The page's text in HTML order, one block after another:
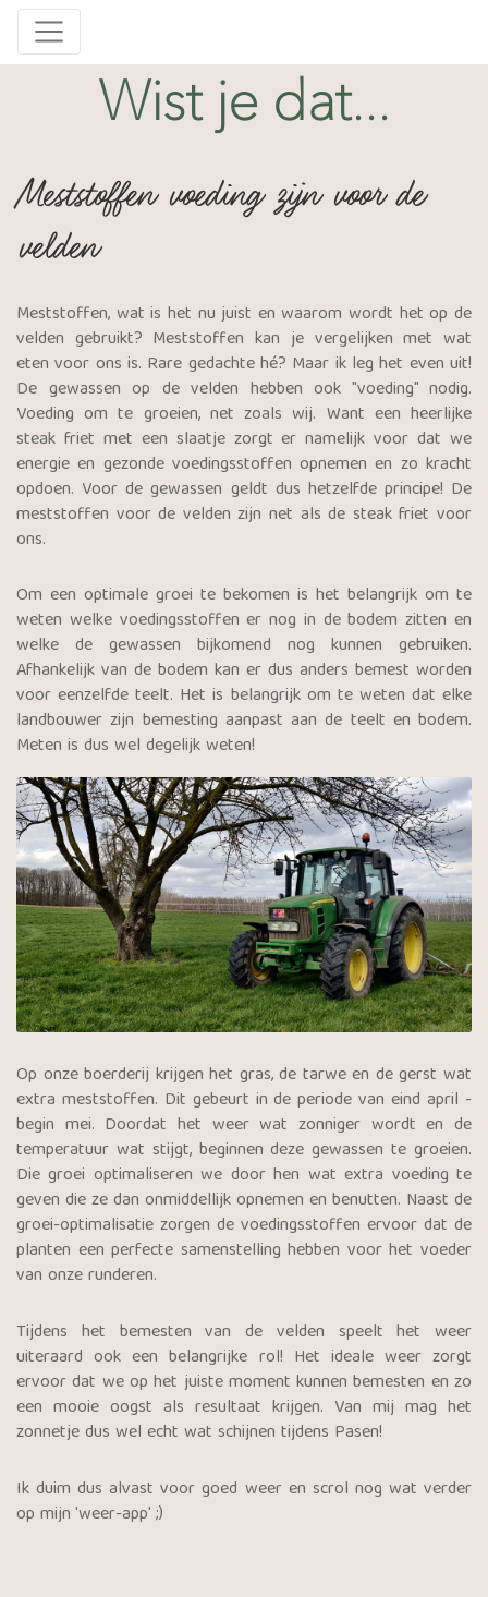
Wist je dat...
Meststoffen voeding zijn voor de
velden
Meststoffen, wat is het nu juist en waarom wordt het op de
velden gebruikt? Meststoffen kan je vergelijken met wat
eten voor ons is. Rare gedachte hé? Maar ik leg het even uit!
De gewassen op de velden hebben ook "voeding" nodig.
Voeding om te groeien, net zoals wij. Want een heerlijke
steak friet met een slaatje zorgt er namelijk voor dat we
energie en gezonde voedingsstoffen opnemen en zo kracht
opdoen. Voor de gewassen geldt dus hetzelfde principe! De
meststoffen voor de velden zijn net als de steak friet voor
ons.
Om een optimale groei te bekomen is het belangrijk om te
weten welke voedingsstoffen er nog in de bodem zitten en
welke de gewassen bijkomend nog kunnen gebruiken.
Afhankelijk van de bodem kan er dus anders bemest worden
voor eenzelfde teelt. Het is belangrijk om te weten dat elke
landbouwer zijn bemesting aanpast aan de teelt en bodem.
Meten is dus wel degelijk weten!
Op onze boerderij krijgen het gras, de tarwe en de gerst wat
extra meststoffen. Dit gebeurt in de periode van eind april -
begin mei. Doordat het weer wat zonniger wordt en de
temperatuur wat stijgt, beginnen deze gewassen te groeien.
Die groei optimaliseren we door hen wat extra voeding te
geven die ze dan onmiddellijk opnemen en benutten. Naast de
groei-optimalisatie zorgen de voedingsstoffen ervoor dat de
planten een perfecte samenstelling hebben voor het voeder
van onze runderen.
Tijdens het bemesten van de velden speelt het weer
uiteraard ook een belangrijke rol! Het ideale weer zorgt
ervoor dat we op het juiste moment kunnen bemesten en zo
een mooie oogst als resultaat krijgen. Van mij mag het
zonnetje dus wel echt wat schijnen tijdens Pasen!
Ik duim dus alvast voor goed weer en scrol nog wat verder
op mijn 'weer-app' ;)